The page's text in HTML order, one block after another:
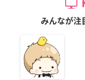
みんなが注